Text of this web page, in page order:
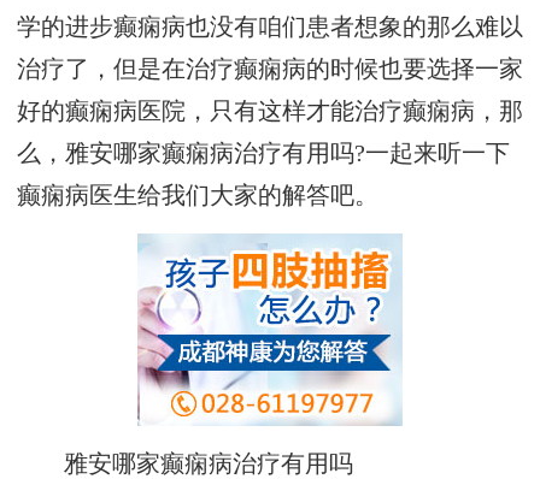
学的进步癫痫病也没有咱们患者想象的那么难以
治疗了，但是在治疗癫痫病的时候也要选择一家
好的癫痫病医院，只有这样才能治疗癫痫病，那
么，雅安哪家癫痫病治疗有用吗?一起来听一下
癫痫病医生给我们大家的解答吧。
雅安哪家癫痫病治疗有用吗